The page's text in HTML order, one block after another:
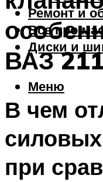
Ремонт и
Все про
Диски и
Меню
ВАЗ
В чем
при